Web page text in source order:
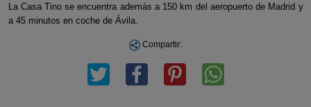
La Casa Tino se encuentra además a 150 km del aeropuerto de Madrid y
a 45 minutos en coche de Ávila.
Compartir: